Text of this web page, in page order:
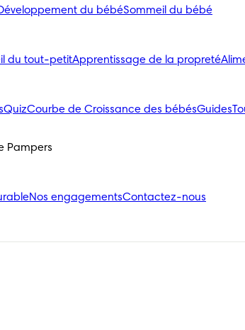
du bébéSommeil du bébé
du tout-petitApprentissage de la propreté
QuizCourbe de Croissance des bébésGuides
Pampers
Nos engagementsContactez-nous